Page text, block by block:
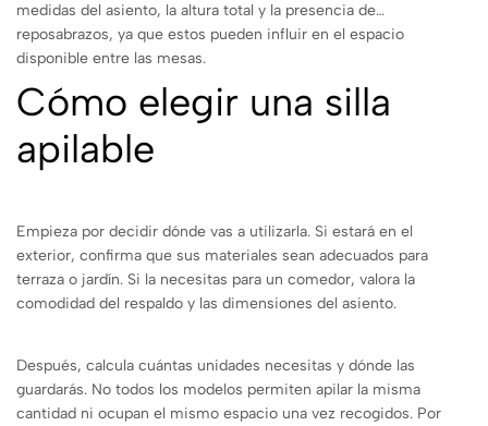
medidas del asiento, la altura total y la presencia de
reposabrazos, ya que estos pueden influir en el espacio
disponible entre las mesas.
Cómo elegir una silla
apilable
Empieza por decidir dónde vas a utilizarla. Si estará en el
exterior, confirma que sus materiales sean adecuados para
terraza o jardín. Si la necesitas para un comedor, valora la
comodidad del respaldo y las dimensiones del asiento.
Después, calcula cuántas unidades necesitas y dónde las
guardarás. No todos los modelos permiten apilar la misma
cantidad ni ocupan el mismo espacio una vez recogidos. Por